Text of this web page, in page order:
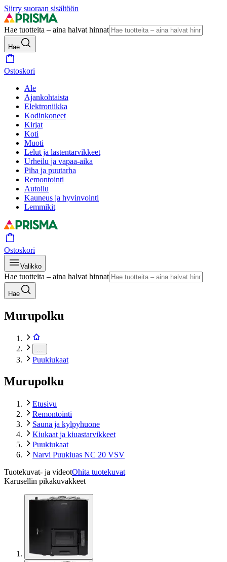
Siirry suoraan sisältöön
Hae tuotteita – aina halvat hinnat
Hae
Ostoskori
Ale
Ajankohtaista
Elektroniikka
Kodinkoneet
Kirjat
Koti
Muoti
Lelut ja lastentarvikkeet
Urheilu ja vapaa-aika
Piha ja puutarha
Remontointi
Autoilu
Kauneus ja hyvinvointi
Lemmikit
Ostoskori
Valikko
Hae tuotteita – aina halvat hinnat
Hae
Murupolku
Puukiukaat
Murupolku
Etusivu
Remontointi
Sauna ja kylpyhuone
Kiukaat ja kiuastarvikkeet
Puukiukaat
Narvi Puukiuas NC 20 VSV
Tuotekuvat- ja videotOhita tuotekuvat
Karusellin pikakuvakkeet